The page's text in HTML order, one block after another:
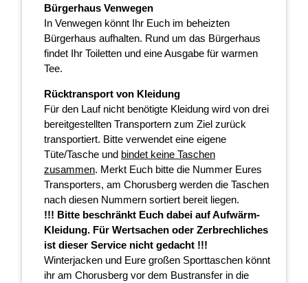
Bürgerhaus Venwegen
In Venwegen könnt Ihr Euch im beheizten
Bürgerhaus aufhalten. Rund um das Bürgerhaus
findet Ihr Toiletten und eine Ausgabe für warmen
Tee.
Rücktransport von Kleidung
Für den Lauf nicht benötigte Kleidung wird von drei
bereitgestellten Transportern zum Ziel zurück
transportiert. Bitte verwendet eine eigene
Tüte/Tasche und bindet keine Taschen
zusammen. Merkt Euch bitte die Nummer Eures
Transporters, am Chorusberg werden die Taschen
nach diesen Nummern sortiert bereit liegen.
!!! Bitte beschränkt Euch dabei auf Aufwärm-
Kleidung. Für Wertsachen oder Zerbrechliches
ist dieser Service nicht gedacht !!!
Winterjacken und Eure großen Sporttaschen könnt
ihr am Chorusberg vor dem Bustransfer in die